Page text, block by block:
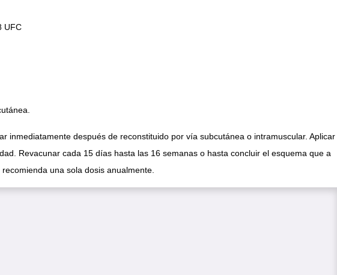
UFC
después de reconstituido por vía subcutánea o intramuscular. Aplicar
Revacunar cada 15 días hasta las 16 semanas o hasta concluir el esquema que a
una sola dosis anualmente.